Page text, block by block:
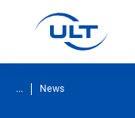
... News